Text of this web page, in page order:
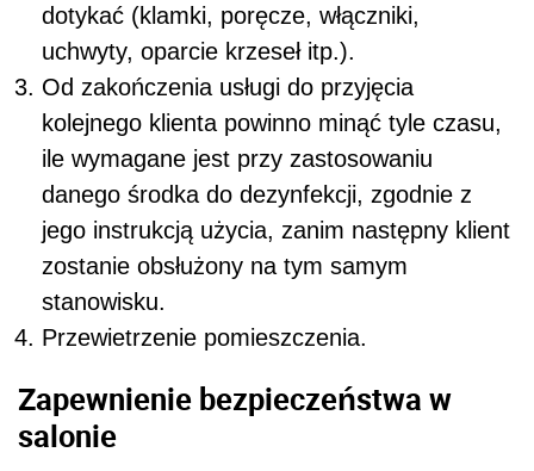
dotykać (klamki, poręcze, włączniki,
uchwyty, oparcie krzeseł itp.).
Od zakończenia usługi do przyjęcia
kolejnego klienta powinno minąć tyle czasu,
ile wymagane jest przy zastosowaniu
danego środka do dezynfekcji, zgodnie z
jego instrukcją użycia, zanim następny klient
zostanie obsłużony na tym samym
stanowisku.
Przewietrzenie pomieszczenia.
Zapewnienie bezpieczeństwa w
salonie